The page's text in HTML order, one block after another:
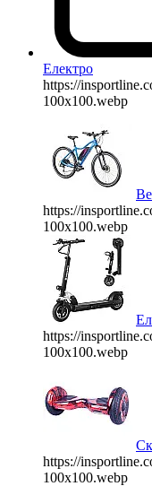
Електро
https://
100x100.webp
https://
100x100.webp
https://
100x100.webp
https://
100x100.webp